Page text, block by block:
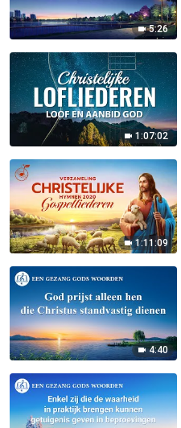
5:26
1:07:02
1:11:09
4:40